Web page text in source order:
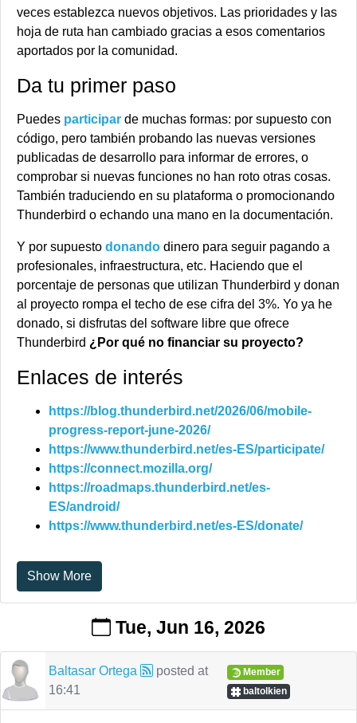
veces establezca nuevos objetivos. Las prioridades y las
hoja de ruta han cambiado gracias a esos comentarios
aportados por la comunidad.
Da tu primer paso
Puedes participar de muchas formas: por supuesto con
código, pero también probando las nuevas versiones
publicadas de desarrollo para informar de errores, o
comprobar si nuevas funciones no han roto otras cosas.
También traduciendo en su plataforma o promocionando
Thunderbird o echando una mano en la documentación.
Y por supuesto donando dinero para seguir pagando a
profesionales, infraestructura, etc. Haciendo que el
porcentaje de personas que utilizan Thunderbird y donan
al proyecto rompa el techo de ese cifra del 3%. Yo ya he
donado, si disfrutas del software libre que ofrece
Thunderbird ¿Por qué no financiar su proyecto?
Enlaces de interés
https://blog.thunderbird.net/2026/06/mobile-
progress-report-june-2026/
https://www.thunderbird.net/es-ES/participate/
https://connect.mozilla.org/
https://roadmaps.thunderbird.net/es-
ES/android/
https://www.thunderbird.net/es-ES/donate/
Show More
Tue, Jun 16, 2026
Baltasar Ortega
posted at
16:41
Member
baltolkien